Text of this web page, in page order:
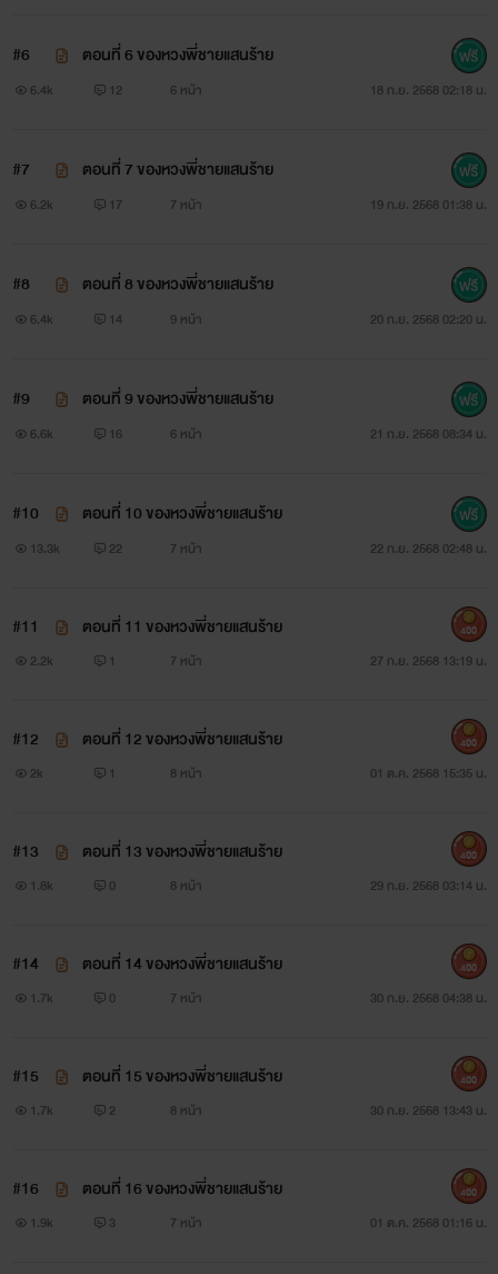
#6 ตอนที่ 6 ของหวงพี่ชายแสนร้าย
6.4k 12 6 หน้า 18 ก.ย. 2568 02:18 น.
#7 ตอนที่ 7 ของหวงพี่ชายแสนร้าย
6.2k 17 7 หน้า 19 ก.ย. 2568 01:38 น.
#8 ตอนที่ 8 ของหวงพี่ชายแสนร้าย
6.4k 14 9 หน้า 20 ก.ย. 2568 02:20 น.
#9 ตอนที่ 9 ของหวงพี่ชายแสนร้าย
6.6k 16 6 หน้า 21 ก.ย. 2568 08:34 น.
#10 ตอนที่ 10 ของหวงพี่ชายแสนร้าย
13.3k 22 7 หน้า 22 ก.ย. 2568 02:48 น.
#11 ตอนที่ 11 ของหวงพี่ชายแสนร้าย
2.2k 1 7 หน้า 27 ก.ย. 2568 13:19 น.
400
#12 ตอนที่ 12 ของหวงพี่ชายแสนร้าย
2k 1 8 หน้า 01 ต.ค. 2568 15:35 น.
400
#13 ตอนที่ 13 ของหวงพี่ชายแสนร้าย
1.8k 0 8 หน้า 29 ก.ย. 2568 03:14 น.
400
#14 ตอนที่ 14 ของหวงพี่ชายแสนร้าย
1.7k 0 7 หน้า 30 ก.ย. 2568 04:38 น.
400
#15 ตอนที่ 15 ของหวงพี่ชายแสนร้าย
1.7k 2 8 หน้า 30 ก.ย. 2568 13:43 น.
400
#16 ตอนที่ 16 ของหวงพี่ชายแสนร้าย
1.9k 3 7 หน้า 01 ต.ค. 2568 01:16 น.
400